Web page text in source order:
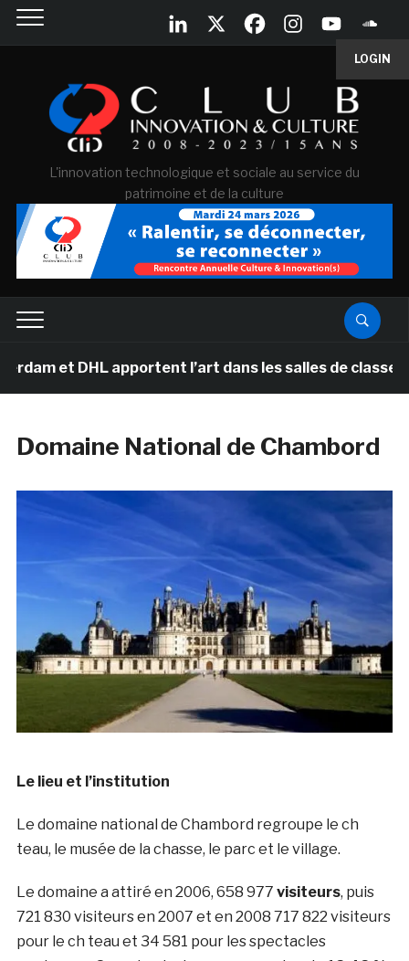
LOGIN
L'innovation technologique et sociale au service du
patrimoine et de la culture
et DHL apportent l’art dans les salles de classe des
Domaine National de Chambord
Le lieu et l’institution
Le domaine national de Chambord regroupe le ch
teau, le musée de la chasse, le parc et le village.
Le domaine a attiré en 2006, 658 977 visiteurs, puis
721 830 visiteurs en 2007 et en 2008 717 822 visiteurs
pour le ch teau et 34 581 pour les spectacles